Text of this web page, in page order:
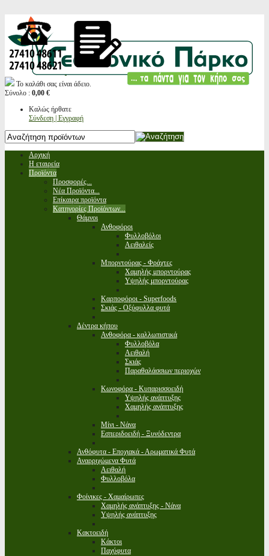
Το καλάθι σας είναι άδειο.
Σύνολο : 0,00 €
Καλώς ήρθατε
Σύνδεση | Εγγραφή
Αρχική
Η εταιρεία
Προϊόντα
Προσφορές...
Νέα Προϊόντα...
Επίκαιρα προϊόντα
Κατηγορίες Προϊόντων...
Θάμνοι
Ανθοφόροι
Φυλλοβόλοι
Αειθαλείς
Μπορντούρας - Φράχτες
Χαμηλής μπορντούρας
Υψηλής μπορντούρας
Καρποφόροι - Superfoods
Σκιάς - Οξύφυλλα φυτά
Δέντρα κήπου
Ανθοφόρα - καλλωπιστικά
Φυλλοβόλα
Αειθαλή
Σκιάς
Παραθαλάσσιων περιοχών
Κωνοφόρα - Κυπαρισσοειδή
Υψηλής ανάπτυξης
Χαμηλής ανάπτυξης
Μίνι - Νάνα
Εσπεριδοειδή - Ξυνόδεντρα
Ανθόφυτα - Εποχιακά - Αρωματικά Φυτά
Αναρριχώμενα Φυτά
Αειθαλή
Φυλλοβόλα
Φοίνικες - Χαμαίρωπες
Χαμηλής ανάπτυξης - Νάνα
Υψηλής ανάπτυξης
Κακτοειδή
Κάκτοι
Παχύφυτα